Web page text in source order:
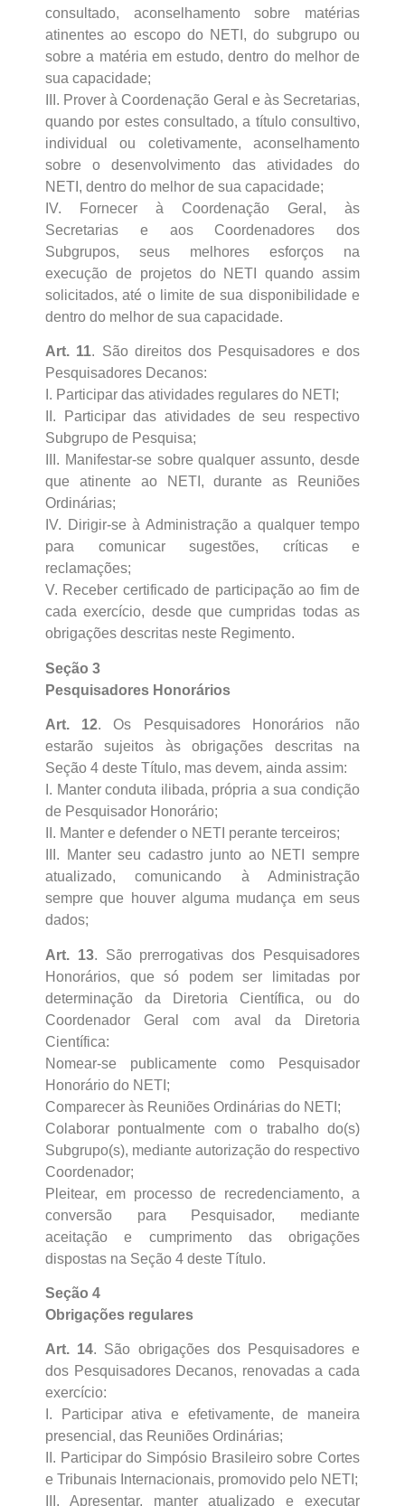
consultado, aconselhamento sobre matérias
atinentes ao escopo do NETI, do subgrupo ou
sobre a matéria em estudo, dentro do melhor de
sua capacidade;
III. Prover à Coordenação Geral e às Secretarias,
quando por estes consultado, a título consultivo,
individual ou coletivamente, aconselhamento
sobre o desenvolvimento das atividades do
NETI, dentro do melhor de sua capacidade;
IV. Fornecer à Coordenação Geral, às
Secretarias e aos Coordenadores dos
Subgrupos, seus melhores esforços na
execução de projetos do NETI quando assim
solicitados, até o limite de sua disponibilidade e
dentro do melhor de sua capacidade.
Art. 11. São direitos dos Pesquisadores e dos
Pesquisadores Decanos:
I. Participar das atividades regulares do NETI;
II. Participar das atividades de seu respectivo
Subgrupo de Pesquisa;
III. Manifestar-se sobre qualquer assunto, desde
que atinente ao NETI, durante as Reuniões
Ordinárias;
IV. Dirigir-se à Administração a qualquer tempo
para comunicar sugestões, críticas e
reclamações;
V. Receber certificado de participação ao fim de
cada exercício, desde que cumpridas todas as
obrigações descritas neste Regimento.
Seção 3
Pesquisadores Honorários
Art. 12. Os Pesquisadores Honorários não
estarão sujeitos às obrigações descritas na
Seção 4 deste Título, mas devem, ainda assim:
I. Manter conduta ilibada, própria a sua condição
de Pesquisador Honorário;
II. Manter e defender o NETI perante terceiros;
III. Manter seu cadastro junto ao NETI sempre
atualizado, comunicando à Administração
sempre que houver alguma mudança em seus
dados;
Art. 13. São prerrogativas dos Pesquisadores
Honorários, que só podem ser limitadas por
determinação da Diretoria Científica, ou do
Coordenador Geral com aval da Diretoria
Científica:
Nomear-se publicamente como Pesquisador
Honorário do NETI;
Comparecer às Reuniões Ordinárias do NETI;
Colaborar pontualmente com o trabalho do(s)
Subgrupo(s), mediante autorização do respectivo
Coordenador;
Pleitear, em processo de recredenciamento, a
conversão para Pesquisador, mediante
aceitação e cumprimento das obrigações
dispostas na Seção 4 deste Título.
Seção 4
Obrigações regulares
Art. 14. São obrigações dos Pesquisadores e
dos Pesquisadores Decanos, renovadas a cada
exercício:
I. Participar ativa e efetivamente, de maneira
presencial, das Reuniões Ordinárias;
II. Participar do Simpósio Brasileiro sobre Cortes
e Tribunais Internacionais, promovido pelo NETI;
III. Apresentar, manter atualizado e executar